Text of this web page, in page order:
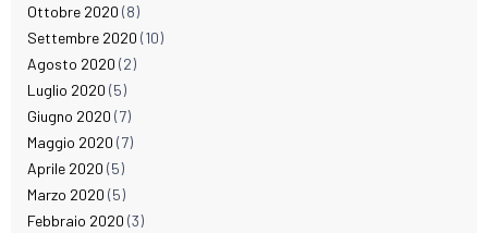
Ottobre 2020 (8)
Settembre 2020 (10)
Agosto 2020 (2)
Luglio 2020 (5)
Giugno 2020 (7)
Maggio 2020 (7)
Aprile 2020 (5)
Marzo 2020 (5)
Febbraio 2020 (3)